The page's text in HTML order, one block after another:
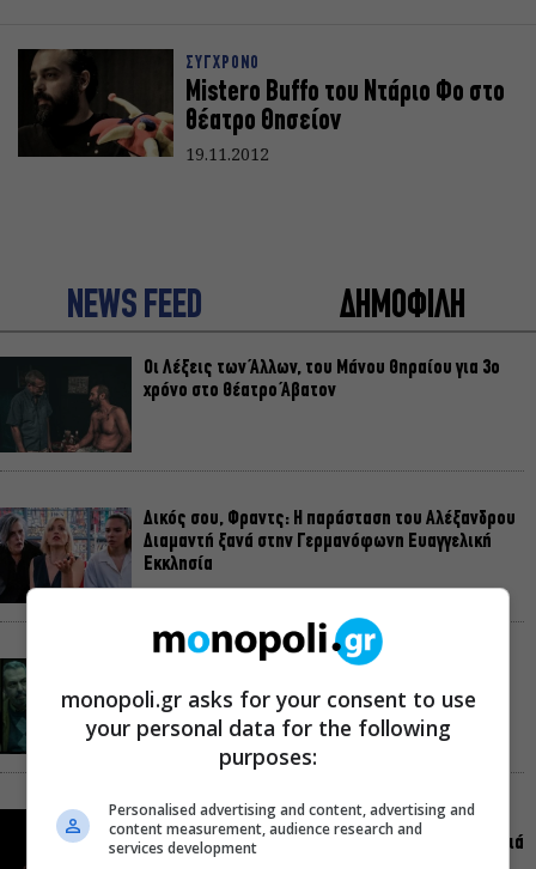
ΣΥΓΧΡΟΝΟ
Mistero Buffo του Ντάριο Φο στο
θέατρο Θησείον
19.11.2012
NEWS FEED ΔΗΜΟΦΙΛΗ
Οι Λέξεις των Άλλων, του Μάνου Θηραίου για 3ο
χρόνο στο Θέατρο Άβατον
Δικός σου, Φραντς: Η παράσταση του Αλέξανδρου
Διαμαντή ξανά στην Γερμανόφωνη Ευαγγελική
Εκκλησία
«Ριφιφί»: Σε Α’ τηλεοπτική προβολή η σειρά
φαινόμενο του Σωτήρη Τσαφούλια
Ρωγμές: Η σόλο χοροθεατρική περφόρμανς της
Χριστίνας Κυριαζίδη στο Δημοτικό Θέατρο Πειραιά
monopoli.gr asks for your consent to use
your personal data for the following
purposes:
Personalised advertising and content, advertising and
content measurement, audience research and
services development